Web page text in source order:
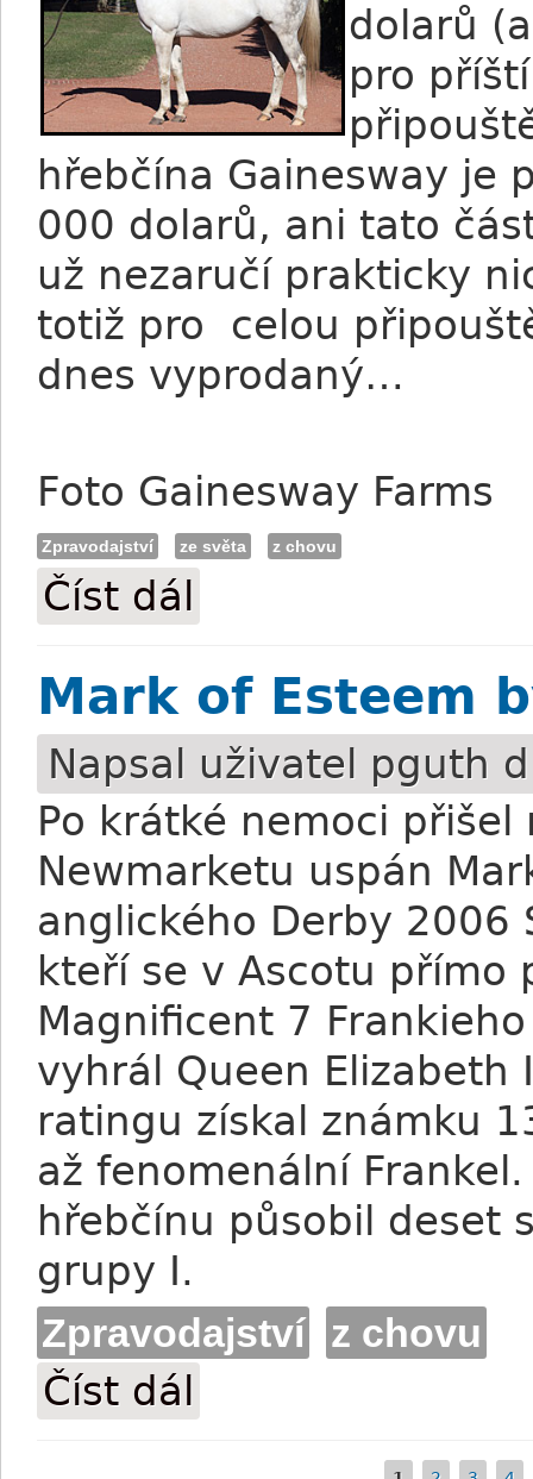
dolarů
pro
hřebčína Gainesway je
000 dolarů, ani tato
už nezaručí prakticky
totiž pro celou
dnes vyprodaný…
Foto Gainesway Farms
Zpravodajství ze světa z chovu
Číst dál
Mark of Esteem
Napsal uživatel pguth
Po krátké nemoci
Newmarketu uspán
anglického Derby 2006
kteří se v Ascotu přímo
Magnificent 7
vyhrál Queen Elizabeth
ratingu získal známku
až fenomenální
hřebčínu působil deset
grupy I.
Zpravodajství z chovu
Číst dál